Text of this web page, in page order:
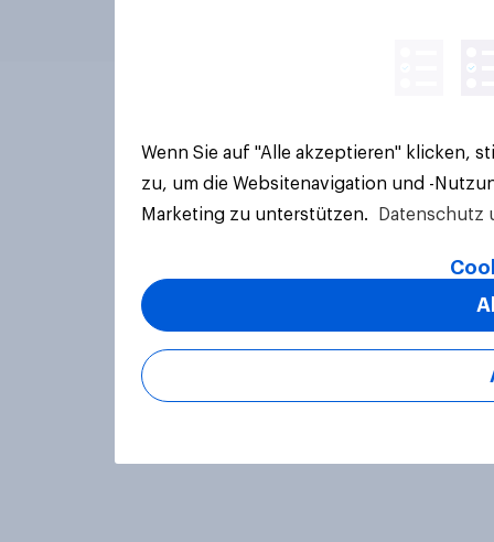
Wenn Sie auf "Alle akzeptieren" klicken,
zu, um die Websitenavigation und -
Marketing zu unterstützen.
Datenschutz